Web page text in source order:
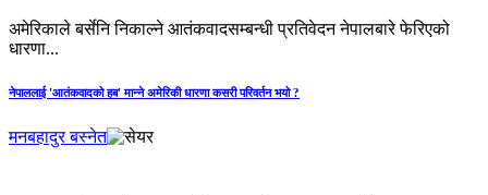
अमेरिकाले बर्सेनि निकाल्ने आतंकवादसम्बन्धी प्रतिवेदन नेपालबारे फेरिएको
धारणा...
नेपाललाई 'आतंकवादको हब' मान्‍ने अमेरिकी धारणा कसरी परिवर्तन भयो ?
मनबहादुर बस्नेत